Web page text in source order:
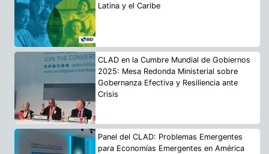
Latina y el Caribe
CLAD en la Cumbre Mundial de Gobiernos
2025: Mesa Redonda Ministerial sobre
Gobernanza Efectiva y Resiliencia ante
Crisis
Panel del CLAD: Problemas Emergentes
para Economías Emergentes en América